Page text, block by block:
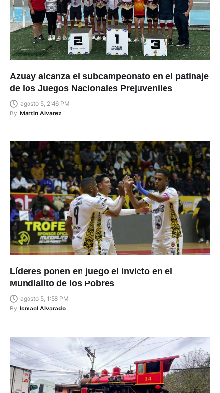
Azuay alcanza el subcampeonato en el patinaje
de los Juegos Nacionales Prejuveniles
agosto 5, 2:46 PM
By
Martin Alvarez
Líderes ponen en juego el invicto en el
Mundialito de los Pobres
agosto 5, 1:58 PM
By
Ismael Alvarado